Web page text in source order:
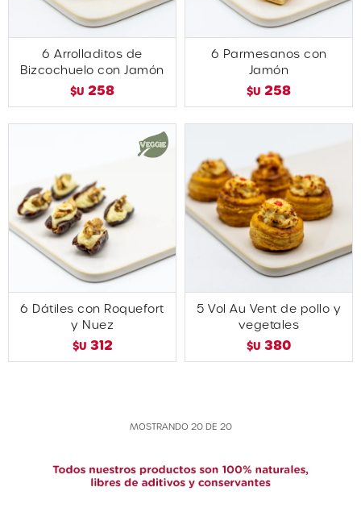
6 Arrolladitos de
Bizcochuelo con Jamón
$U 258
6 Parmesanos con
Jamón
$U 258
6 Dátiles con Roquefort
y Nuez
$U 312
5 Vol Au Vent de pollo y
vegetales
$U 380
MOSTRANDO 20DE 20